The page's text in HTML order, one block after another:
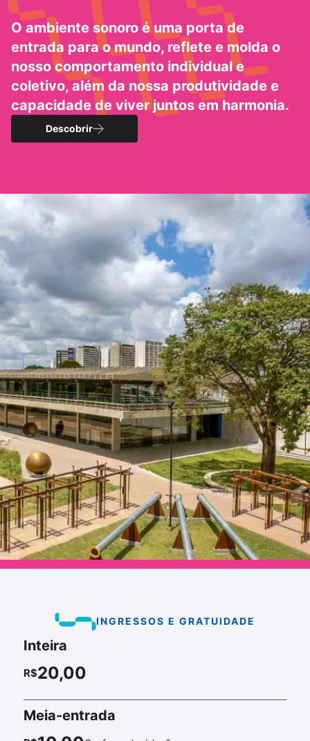
O ambiente sonoro é uma porta de
entrada para o mundo, reflete e molda o
nosso comportamento individual e
coletivo, além da nossa produtividade e
capacidade de viver juntos em harmonia.
Descobrir
INGRESSOS E GRATUIDADE
Inteira
20,00
Meia-entrada